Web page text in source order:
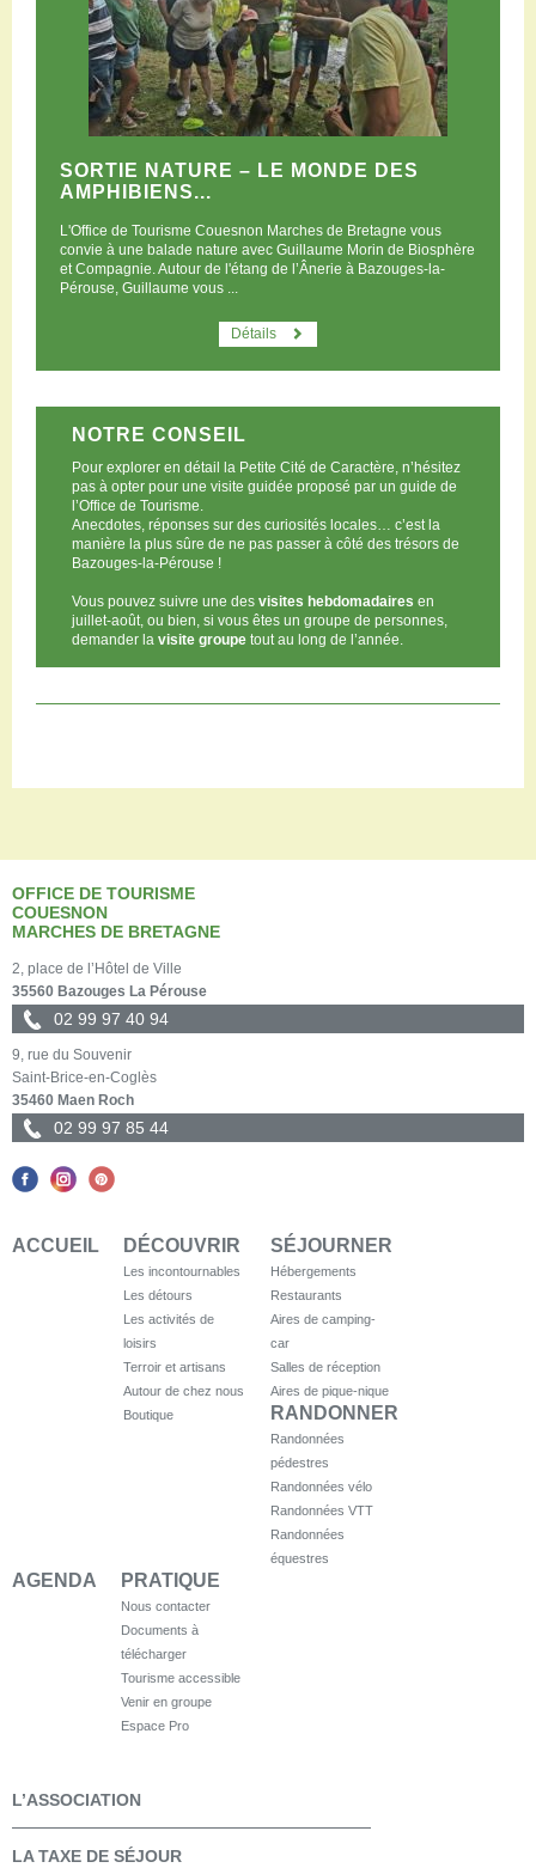
SORTIE NATURE – LE MONDE DES
AMPHIBIENS...
L'Office de Tourisme Couesnon Marches de Bretagne vous
convie à une balade nature avec Guillaume Morin de Biosphère
et Compagnie. Autour de l'étang de l’Ânerie à Bazouges-la-
Pérouse, Guillaume vous ...
Détails
NOTRE CONSEIL
Pour explorer en détail la Petite Cité de Caractère, n’hésitez
pas à opter pour une visite guidée proposé par un guide de
l’Office de Tourisme.
Anecdotes, réponses sur des curiosités locales… c’est la
manière la plus sûre de ne pas passer à côté des trésors de
Bazouges-la-Pérouse !
Vous pouvez suivre une des visites hebdomadaires en
juillet-août, ou bien, si vous êtes un groupe de personnes,
demander la visite groupe tout au long de l’année.
OFFICE DE TOURISME
COUESNON
MARCHES DE BRETAGNE
2, place de l’Hôtel de Ville
35560 Bazouges La Pérouse
02 99 97 40 94
9, rue du Souvenir
Saint-Brice-en-Coglès
35460 Maen Roch
02 99 97 85 44
ACCUEIL DÉCOUVRIR
Les incontournables
Les détours
Les activités de
loisirs
Terroir et artisans
Autour de chez nous
Boutique
SÉJOURNER
Hébergements
Restaurants
Aires de camping-
car
Salles de réception
Aires de pique-nique
RANDONNER
Randonnées
pédestres
Randonnées vélo
Randonnées VTT
Randonnées
équestres
AGENDA PRATIQUE
Nous contacter
Documents à
télécharger
Tourisme accessible
Venir en groupe
Espace Pro
L’ASSOCIATION
LA TAXE DE SÉJOUR